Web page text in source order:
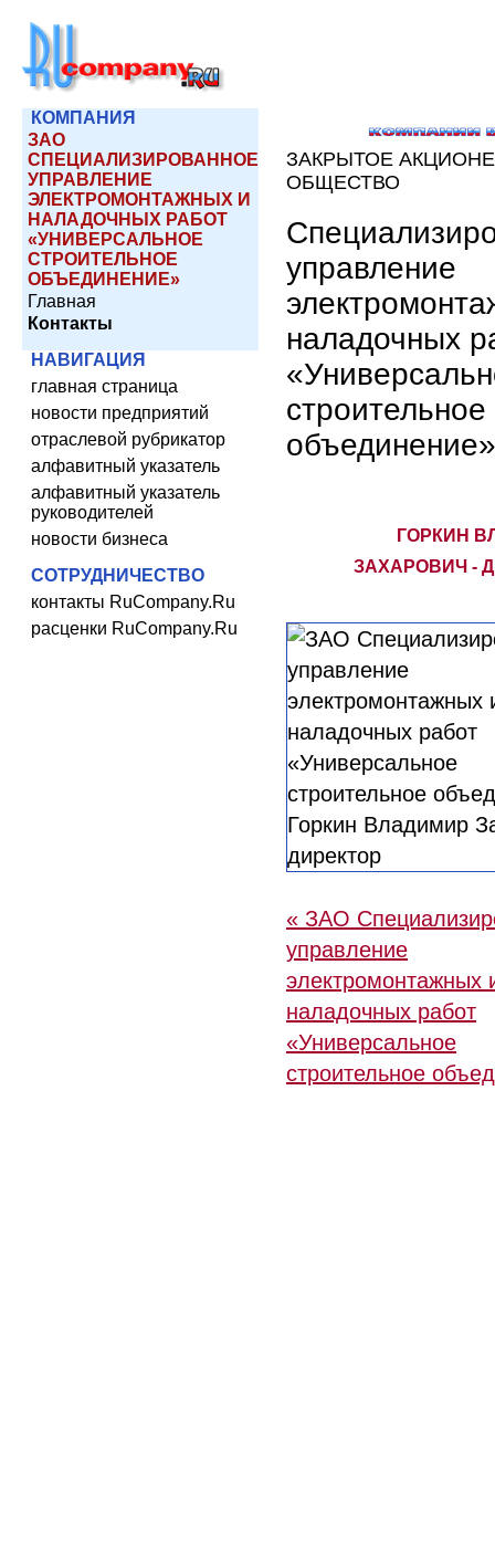
КОМПАНИЯ
ЗАО
СПЕЦИАЛИЗИРОВАННОЕ
УПРАВЛЕНИЕ
ЭЛЕКТРОМОНТАЖНЫХ И
НАЛАДОЧНЫХ РАБОТ
«УНИВЕРСАЛЬНОЕ
СТРОИТЕЛЬНОЕ
ОБЪЕДИНЕНИЕ»
Главная
Контакты
НАВИГАЦИЯ
главная страница
новости предприятий
отраслевой рубрикатор
алфавитный указатель
алфавитный указатель
руководителей
новости бизнеса
СОТРУДНИЧЕСТВО
контакты RuCompany.Ru
расценки RuCompany.Ru
ЗАКРЫТОЕ
ОБЩЕСТВО
управление
наладочных
строительное
объединение»
ГОРКИН
ЗАХАРОВИЧ -
« ЗАО
управление
электромонтажных
наладочных работ
«Универсальное
строительное